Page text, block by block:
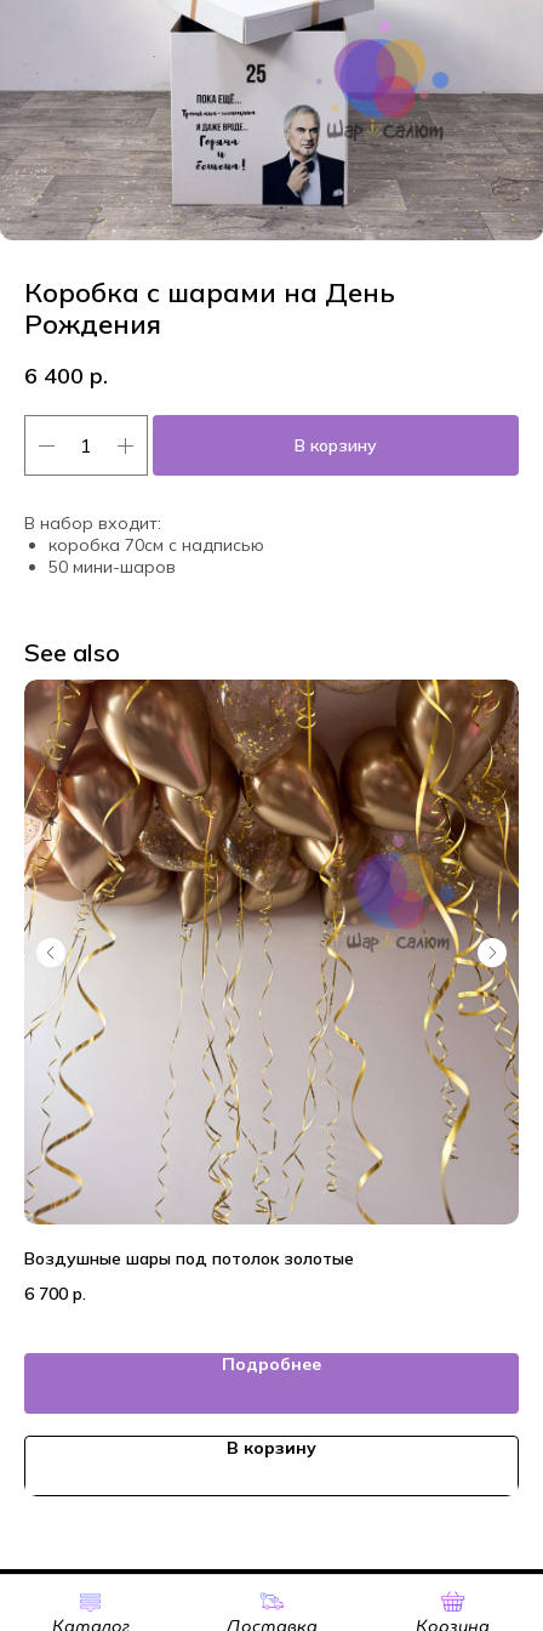
Каталог Доставка Корзина
Коробка с шарами на День
Рождения
6 400 р.
В корзину
В набор входит:
коробка 70см с надписью
50 мини-шаров
See also
Воздушные шары под потолок золотые
6 700 р.
Подробнее
В корзину